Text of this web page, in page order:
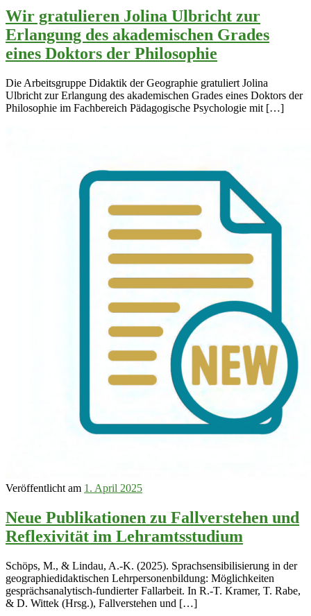
Wir gratulieren Jolina Ulbricht zur
Erlangung des akademischen Grades
eines Doktors der Philosophie
Die Arbeitsgruppe Didaktik der Geographie gratuliert Jolina
Ulbricht zur Erlangung des akademischen Grades eines Doktors der
Philosophie im Fachbereich Pädagogische Psychologie mit […]
Veröffentlicht am 1. April 2025
Neue Publikationen zu Fallverstehen und
Reflexivität im Lehramtsstudium
Schöps, M., & Lindau, A.-K. (2025). Sprachsensibilisierung in der
geographiedidaktischen Lehrpersonenbildung: Möglichkeiten
gesprächsanalytisch-fundierter Fallarbeit. In R.-T. Kramer, T. Rabe,
& D. Wittek (Hrsg.), Fallverstehen und […]